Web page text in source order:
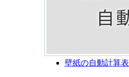
壁紙の自動計算表